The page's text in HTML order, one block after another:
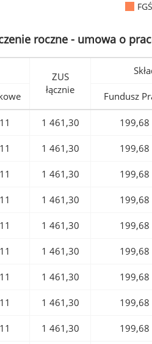
roczne - umowa o
ZUS
łącznie
Fundusz
1 461,30 199,68
1 461,30 199,68
1 461,30 199,68
1 461,30 199,68
1 461,30 199,68
1 461,30 199,68
1 461,30 199,68
1 461,30 199,68
1 461,30 199,68